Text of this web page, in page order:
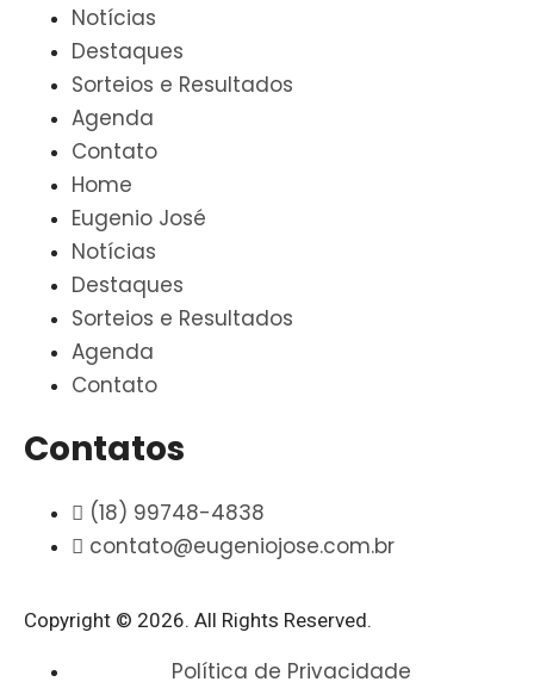
Notícias
Destaques
Sorteios e Resultados
Agenda
Contato
Home
Eugenio José
Notícias
Destaques
Sorteios e Resultados
Agenda
Contato
Contatos
(18) 99748-4838
contato@eugeniojose.com.br
Copyright © 2026. All Rights Reserved.​
Política de Privacidade